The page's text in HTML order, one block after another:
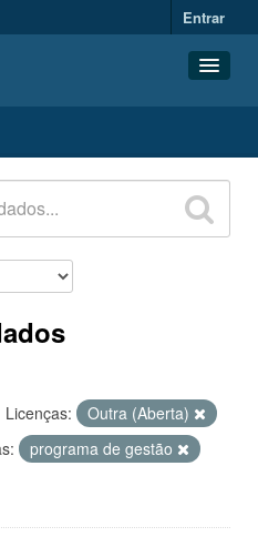
Entrar
Licenças:
Outra (Aberta)
programa de gestão